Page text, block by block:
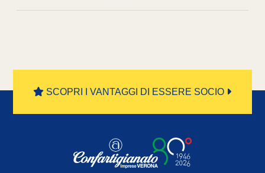
SCOPRI I VANTAGGI DI ESSERE SOCIO